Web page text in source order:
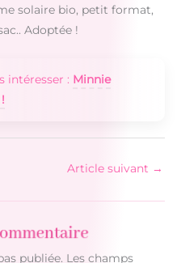
solaire bio, petit format,
Adoptée !
intéresser : Minnie
Article suivant →
publiée. Les champs